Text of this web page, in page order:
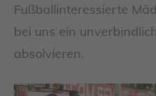
Fußballinteressierte
bei uns ein
absolvieren.